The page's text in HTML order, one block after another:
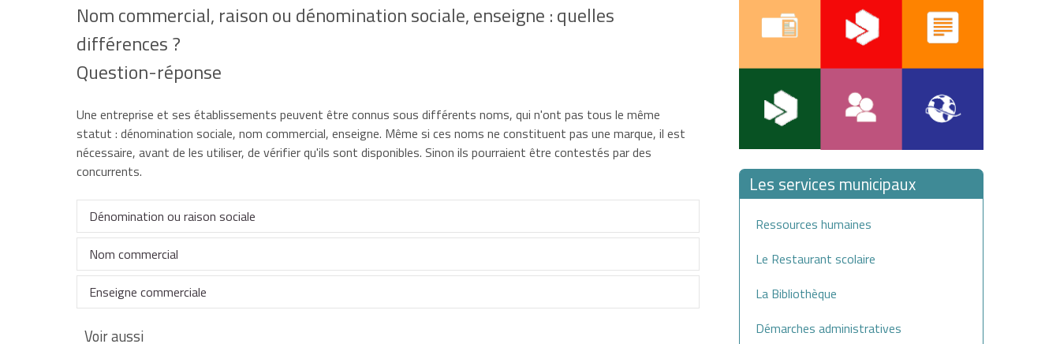
Nom commercial, raison ou dénomination sociale, enseigne : quelles
différences ?
Question-réponse
Une entreprise et ses établissements peuvent être connus sous différents noms, qui n'ont pas tous le même
statut : dénomination sociale, nom commercial, enseigne. Même si ces noms ne constituent pas une marque, il est
nécessaire, avant de les utiliser, de vérifier qu'ils sont disponibles. Sinon ils pourraient être contestés par des
concurrents.
Dénomination ou raison sociale
Une société peut avoir, comme dénomination sociale, tout terme librement choisi par les associés, qui souvent
fait référence à l'activité de l'entreprise.
Nom commercial
Il s'agit du nom de l'entreprise qui identifie le fonds de commerce ou l'activité de la société, et qui sert à
Enseigne commerciale
Voir aussi
Les services municipaux
Ressources humaines
Le Restaurant scolaire
La Bibliothèque
Démarches administratives